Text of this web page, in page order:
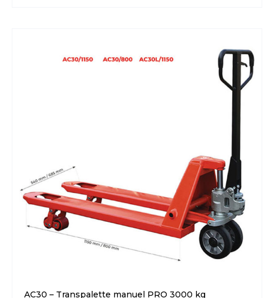
AC30 – Transpalette manuel PRO 3000 kg